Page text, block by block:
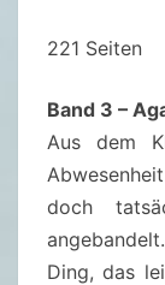
221 Seiten
Band 3 –
Aus dem
doch
Ding, das